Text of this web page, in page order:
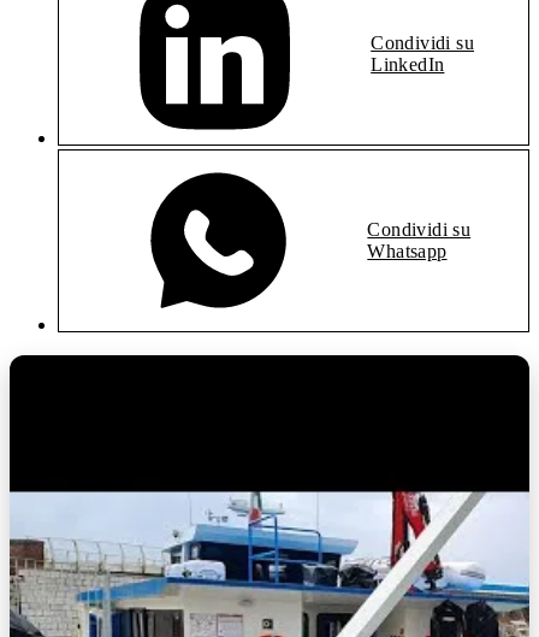
Condividi su
LinkedIn
Condividi su
Whatsapp